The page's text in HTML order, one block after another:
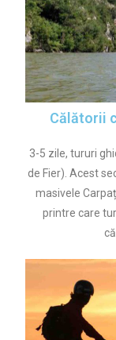
Călătorii
3-5 zile, tururi
de Fier). Acest
masivele
printre care